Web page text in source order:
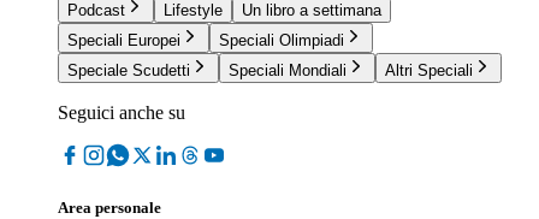
Podcast
Lifestyle
Un libro a settimana
Speciali Europei
Speciali Olimpiadi
Speciale Scudetti
Speciali Mondiali Altri Speciali
Seguici anche su
Area personale